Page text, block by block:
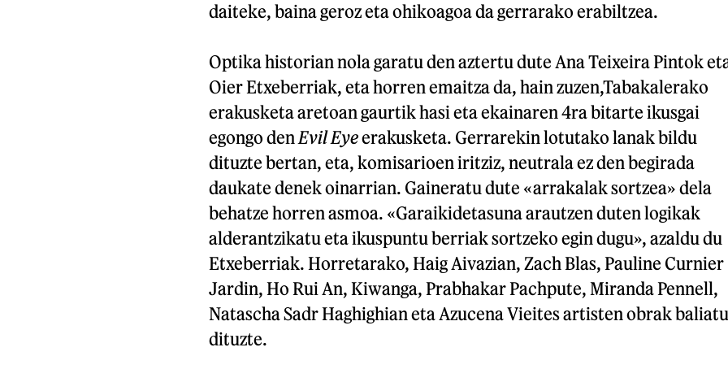
daiteke, baina geroz eta ohikoagoa da gerrarako erabiltzea.
Optika historian nola garatu den aztertu dute Ana Teixeira Pintok
Oier Etxeberriak, eta horren emaitza da, hain zuzen,Tabakalerako
erakusketa aretoan gaurtik hasi eta ekainaren 4ra bitarte ikusgai
egongo den Evil Eyeerakusketa. Gerrarekin lotutako lanak bildu
dituzte bertan, eta, komisarioen iritziz, neutrala ez den begirada
daukate denek oinarrian. Gaineratu dute «arrakalak sortzea» dela
behatze horren asmoa. «Garaikidetasuna arautzen duten logikak
alderantzikatu eta ikuspuntu berriak sortzeko egin dugu», azaldu du
Etxeberriak. Horretarako, Haig Aivazian, Zach Blas, Pauline Curnier
Jardin, Ho Rui An, Kiwanga, Prabhakar Pachpute, Miranda Pennell,
Natascha Sadr Haghighian eta Azucena Vieites artisten obrak baliatu
dituzte.